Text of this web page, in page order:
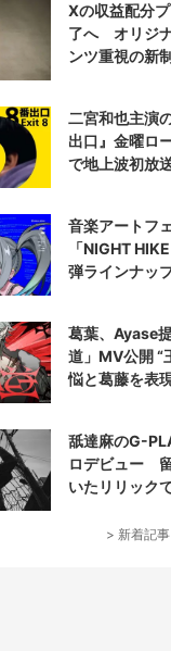
Xの収益配分
了へ オリジ
ンツ重視の新
二宮和也主演
出口』金曜ロ
で地上波初放
音楽アートフ
「NIGHT
弾ラインナッ
葛葉、Ayase
道」MV公開 “
悩と葛藤を表
舐達麻のG-
ロデビュー
いたリリック
> 新着記